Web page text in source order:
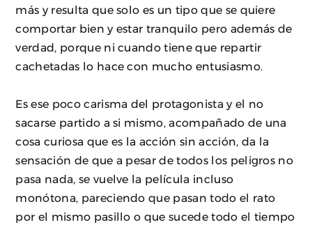
más y resulta que solo es un tipo que se quiere
comportar bien y estar tranquilo pero además de
verdad, porque ni cuando tiene que repartir
cachetadas lo hace con mucho entusiasmo.
Es ese poco carisma del protagonista y el no
sacarse partido a si mismo, acompañado de una
cosa curiosa que es la acción sin acción, da la
sensación de que a pesar de todos los peligros no
pasa nada, se vuelve la película incluso
monótona, pareciendo que pasan todo el rato
por el mismo pasillo o que sucede todo el tiempo